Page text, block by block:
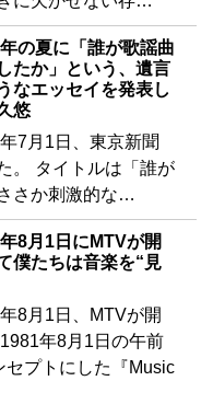
の夏に「誰が歌謡曲
たか」という、遺言
なエッセイを発表し
悠
7月1日、東京新聞
。 タイトルは「誰が
さか刺激的な…
8月1日にMTVが開
僕たちは音楽を“見
8月1日、MTVが開
年8月1日の午前
セプトにした『Music